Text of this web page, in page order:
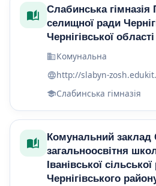
Слабинська гімназія
селищної ради
Чернігівської області
Комунальна
http://slabyn-
Слабинська гімназія
Комунальний заклад
загальноосвітня
Іванівської
Чернігівського